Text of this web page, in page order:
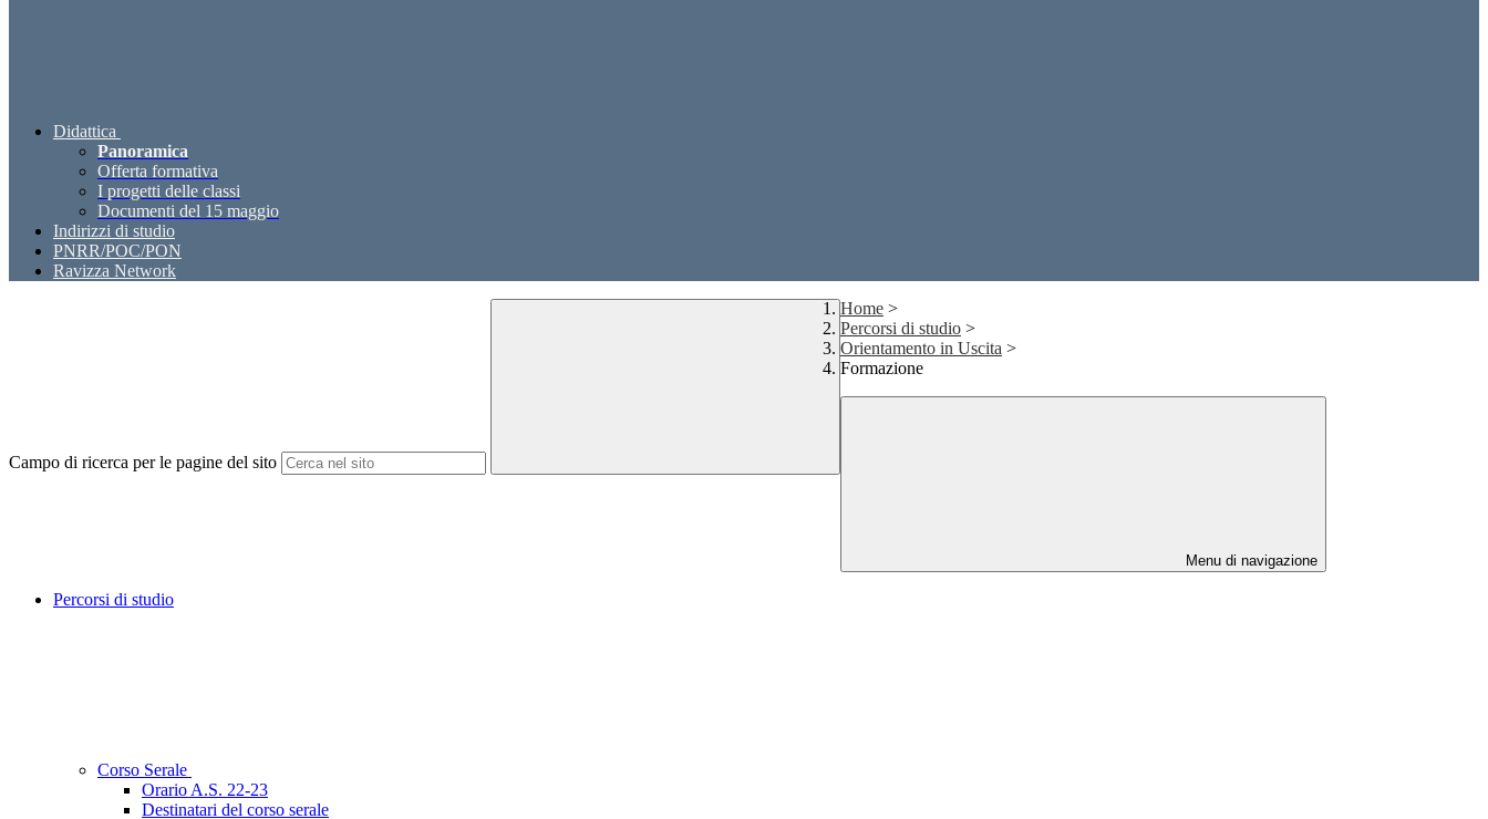
Didattica
Panoramica
Offerta formativa
I progetti delle classi
Documenti del 15 maggio
Indirizzi di studio
PNRR/POC/PON
Ravizza Network
Campo di ricerca per le pagine del sito
Home >
Percorsi di studio >
Orientamento in Uscita >
Formazione
Menu di navigazione
Percorsi di studio
Corso Serale
Orario A.S. 22-23
Destinatari del corso serale